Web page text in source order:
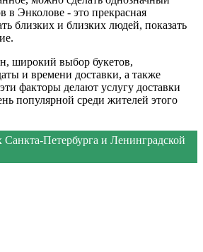
в Энколове - это прекрасная
близких и близких людей, показать
широкий выбор букетов,
и времени доставки, а также
факторы делают услугу доставки
популярной среди жителей этого
Петербурга и Ленинградской